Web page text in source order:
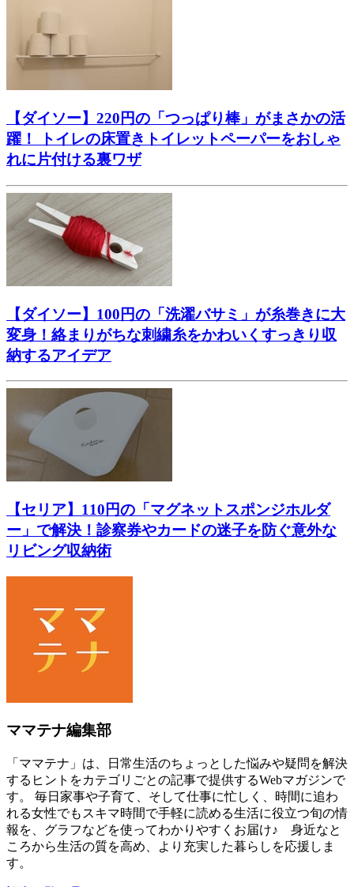
【ダイソー】220円の「つっぱり棒」がまさかの活
躍！ トイレの床置きトイレットペーパーをおしゃ
れに片付ける裏ワザ
【ダイソー】100円の「洗濯バサミ」が糸巻きに大
変身！絡まりがちな刺繍糸をかわいくすっきり収
納するアイデア
【セリア】110円の「マグネットスポンジホルダ
ー」で解決！診察券やカードの迷子を防ぐ意外な
リビング収納術
ママテナ編集部
「ママテナ」は、日常生活のちょっとした悩みや疑問を解決
するヒントをカテゴリごとの記事で提供するWebマガジンで
す。 毎日家事や子育て、そして仕事に忙しく、時間に追わ
れる女性でもスキマ時間で手軽に読める生活に役立つ旬の情
報を、グラフなどを使ってわかりやすくお届け♪ 身近なと
ころから生活の質を高め、より充実した暮らしを応援しま
す。